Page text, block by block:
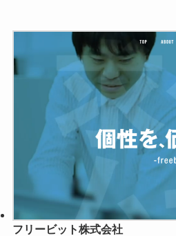
フリービット株式会社